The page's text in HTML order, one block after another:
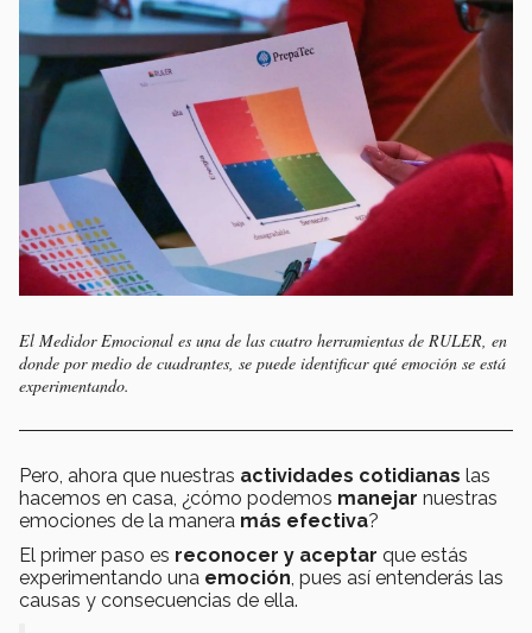
El Medidor Emocional es una de las cuatro herramientas de RULER, en
donde por medio de cuadrantes, se puede identificar qué emoción se está
experimentando.
Pero, ahora que nuestras actividades cotidianas las
hacemos en casa, ¿cómo podemos manejar nuestras
emociones de la manera más efectiva?
El primer paso es reconocer y aceptar que estás
experimentando una emoción , pues así entenderás las
causas y consecuencias de ella.